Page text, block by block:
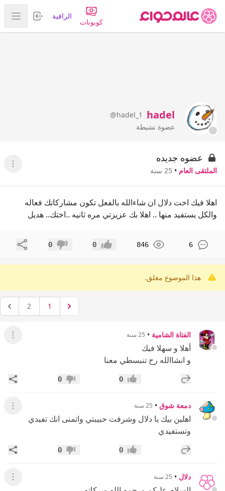
كوبونات
الراقية تسجيل
عرض
hadel
@hadel_1
عضوة نشيطة
عضوه جديده
الملتقى العام • 25 سنة عرض
اهلا فيك اخت دلال ان شاءالله بالفعل تكون مشاركاتك فعاله
والكل يستفيد منها .. اهلا بك عزيزتي مره ثانيه ..اختك.. هديل
6
846 إعجاب 0 عدم إعجاب
0 مشاركة
هذا الموضوع مغلق.
1
2
الفتاة الشامية • 25 سنة عرض
أهلا و سهلا فيك
و انشاالله رح تنبسطي معنا
إضافة رد جديد إعجاب0 عدم إعجاب
0
دمعة شوق • 25 سنة عرض
اهلين بيك يا دلال وشرفت حبيبتي واتمنى انك تفيدي
وتستفيدي
إضافة رد جديد إعجاب0 عدم إعجاب
0
دلال • 25 سنة عرض